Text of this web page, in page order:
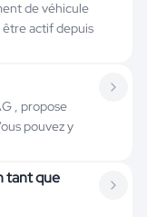
de véhicule
actif depuis
, propose
pouvez y
tant que